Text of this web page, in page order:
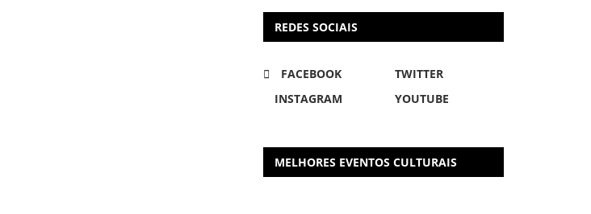
REDES SOCIAIS
FACEBOOK
TWITTER
INSTAGRAM
YOUTUBE
MELHORES EVENTOS CULTURAIS